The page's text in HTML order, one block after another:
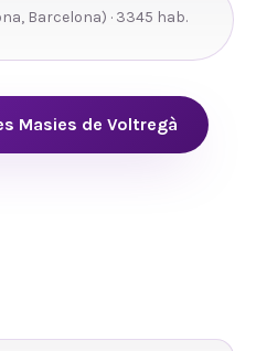
, Barcelona) · 3345 hab.
Masies de Voltregà